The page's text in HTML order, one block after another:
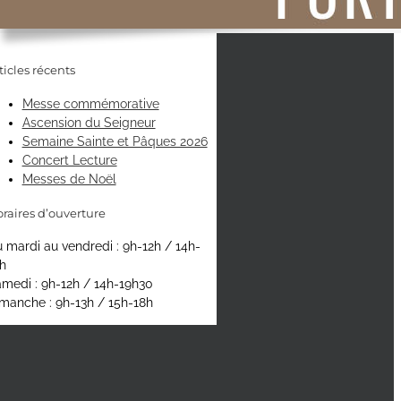
récents
Messe commémorative
Ascension du Seigneur
Semaine Sainte et Pâques 2026
Concert Lecture
Messes de Noël
d’ouverture
mardi au vendredi : 9h-12h / 14h-
: 9h-12h / 14h-19h30
: 9h-13h / 15h-18h